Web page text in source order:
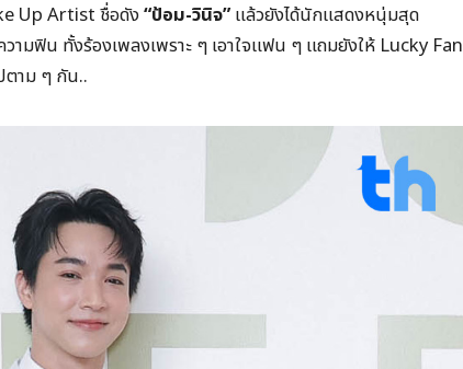
Up Artist ชื่อดัง“ป้อม-วินิจ” แล้วยังได้นักแสดงหนุ่มสุด
ามฟิน ทั้งร้องเพลงเพราะ ๆ เอาใจแฟน ๆ แถมยังให้ Lucky Fan
ตาม ๆ กัน..